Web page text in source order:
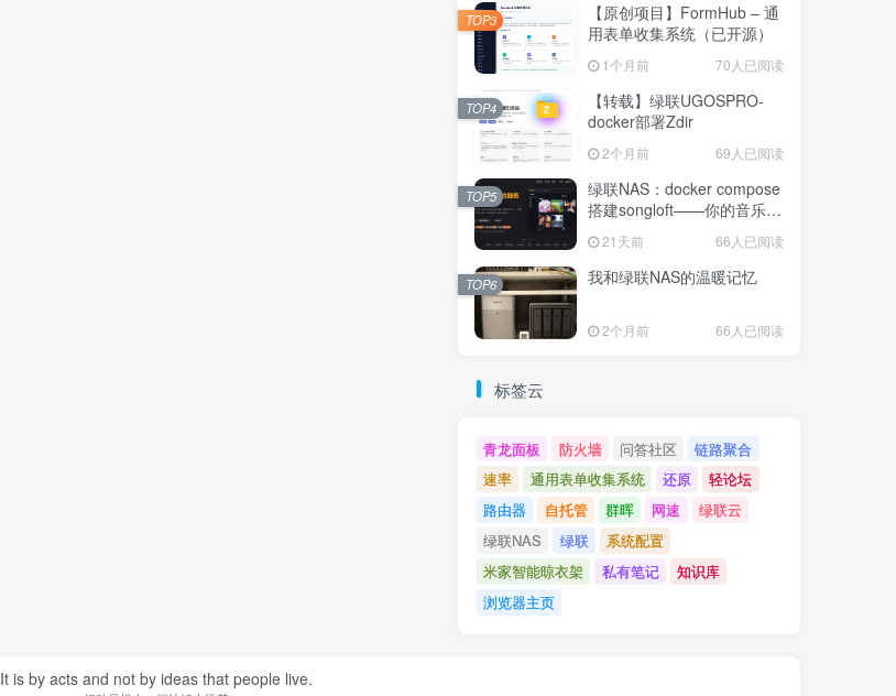
【原创项目】FormHub – 通
用表单收集系统（已开源）
1个月前 70人已阅读
TOP3
【转载】绿联UGOSPRO-
docker部署Zdir
2个月前 69人已阅读
TOP4
绿联NAS：docker compose
搭建songloft——你的音乐，
你的服务器
21天前 66人已阅读
TOP5
我和绿联NAS的温暖记忆
2个月前 66人已阅读
TOP6
标签云
青龙面板 防火墙 问答社区
链路聚合
速率
通用表单收集系统 还原
轻论坛
路由器​
自托管 群晖 网速
绿联云
绿联NAS
绿联
系统配置
米家智能晾衣架
私有笔记
知识库
浏览器主页
It is by acts and not by ideas that people live.